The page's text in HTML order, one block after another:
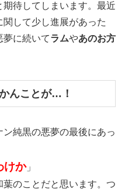
待してしまいます。最近
して少し進展があった
夢に続いてラムやあのお方
んことが…！
純黒の悪夢の最後にあっ
けか」
のことだと思います。つ